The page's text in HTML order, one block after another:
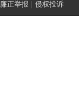
廉正举报 侵权投诉